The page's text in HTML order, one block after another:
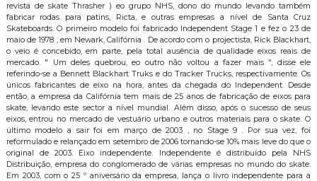
revista de skate Thrasher ) eo grupo NHS, dono do mundo levando também
fabricar rodas para patins, Ricta, e outras empresas a nível de Santa Cruz
Skateboards. O primeiro modelo foi fabricado Independent Stage 1 e fez o 23 de
maio de 1978 , em Newark, Califórnia . De acordo com o projectista, Rick Blackhart,
o veio é concebido, em parte, pela total ausência de qualidade eixos reais de
mercado. " Um deles quebrou, eo outro não voltou a fazer mais ", disse ele
referindo-se a Bennett Blackhart Truks e do Tracker Trucks, respectivamente. Os
únicos fabricantes de eixo na hora, antes da chegada do Independent. Desde
então, a empresa da Califórnia tem mais de 25 anos de fabricação de eixos para
skate, levando este sector a nível mundial. Além disso, após o sucesso de seus
eixos, entrou no mercado de vestuário urbano e outros materiais para o skate. O
último modelo a sair foi em março de 2003 , no Stage 9 . Por sua vez, foi
reformulado e relançado em setembro de 2006 tornando-se 10% mais leve do que o
original de 2003. Eixo independente. Independente é distribuído pela NHS
Distribuição, empresa do conglomerado de várias empresas no mundo do skate.
Em 2003, com o 25 º aniversário da empresa, lança o livro independente para a